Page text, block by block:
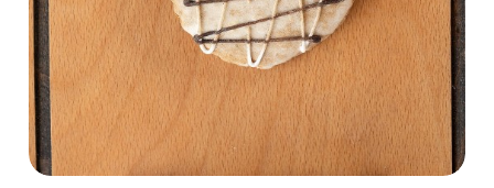
Do koszyka